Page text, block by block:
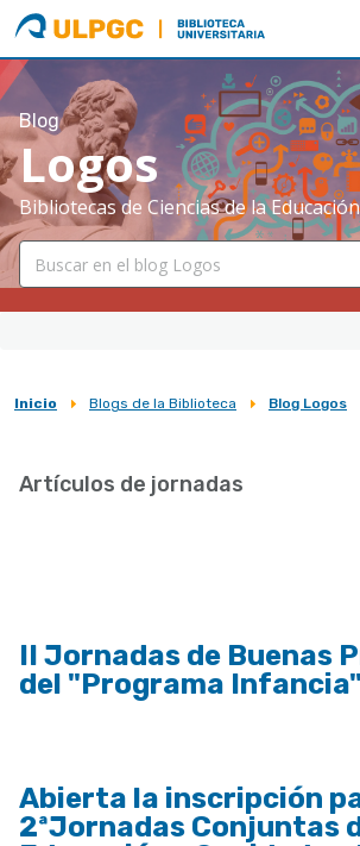
ULPGC
Biblioteca
ULPGC
Blog
Logos
Bibliotecas de Ciencias de la
Sobrescribir
de
navegación
Inicio Blogs de la Biblioteca Blog Logos
Artículos de jornadas
II Jornadas de Buenas
del "Programa Infancia"
Abierta la inscripción
2ªJornadas Conjuntas